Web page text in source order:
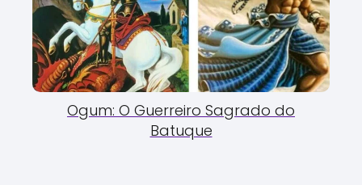
Ogum: O Guerreiro Sagrado do
Batuque